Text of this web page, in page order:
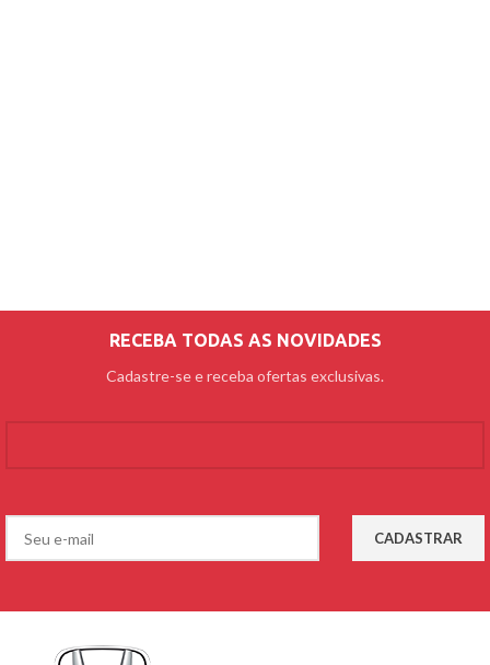
RECEBA TODAS AS NOVIDADES
Cadastre-se e receba ofertas exclusivas.